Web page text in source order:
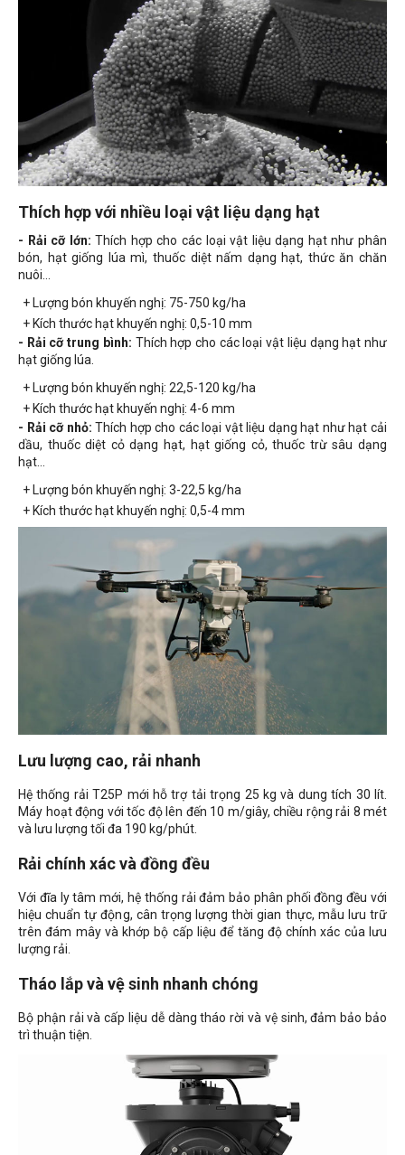
Thích hợp với nhiều loại vật liệu dạng hạt
- Rải cỡ lớn:Thích hợp cho các loại vật liệu dạng hạt như phân
bón, hạt giống lúa mì, thuốc diệt nấm dạng hạt, thức ăn chăn
nuôi...
+ Lượng bón khuyến nghị: 75-750 kg/ha
+ Kích thước hạt khuyến nghị: 0,5-10 mm
- Rải cỡ trung bình: Thích hợp cho các loại vật liệu dạng hạt như
hạt giống lúa.
+ Lượng bón khuyến nghị: 22,5-120 kg/ha
+ Kích thước hạt khuyến nghị: 4-6 mm
- Rải cỡ nhỏ:Thích hợp cho các loại vật liệu dạng hạt như hạt cải
dầu, thuốc diệt cỏ dạng hạt, hạt giống cỏ, thuốc trừ sâu dạng
hạt...
+ Lượng bón khuyến nghị: 3-22,5 kg/ha
+ Kích thước hạt khuyến nghị: 0,5-4 mm
Lưu lượng cao, rải nhanh
Hệ thống rải T25P mới hỗ trợ tải trọng 25 kg và dung tích 30 lít.
Máy hoạt động với tốc độ lên đến 10 m/giây, chiều rộng rải 8 mét
và lưu lượng tối đa 190 kg/phút.
Rải chính xác và đồng đều
Với đĩa ly tâm mới, hệ thống rải đảm bảo phân phối đồng đều với
hiệu chuẩn tự động, cân trọng lượng thời gian thực, mẫu lưu trữ
trên đám mây và khớp bộ cấp liệu để tăng độ chính xác của lưu
lượng rải.
Tháo lắp và vệ sinh nhanh chóng
Bộ phận rải và cấp liệu dễ dàng tháo rời và vệ sinh, đảm bảo bảo
trì thuận tiện.